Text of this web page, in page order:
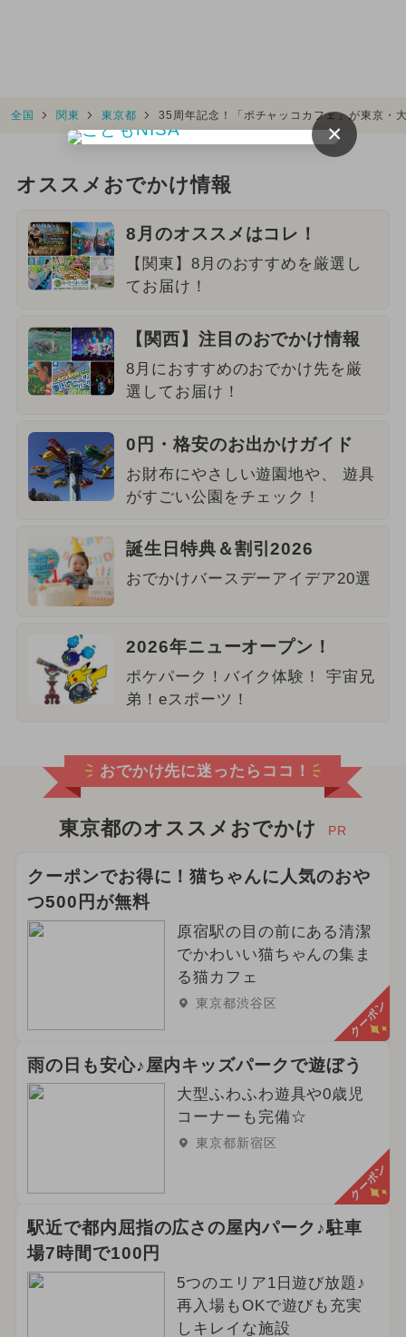
全国 関東 東京都 35周年記念！「ポチャッコカフェ」が東京・
オススメおでかけ情報
8月のオススメはコレ！
【関東】8月のおすすめを厳選し
てお届け！
【関西】注目のおでかけ情報
8月におすすめのおでかけ先を厳
選してお届け！
0円・格安のお出かけガイド
お財布にやさしい遊園地や、 遊具
がすごい公園をチェック！
誕生日特典＆割引2026
おでかけバースデーアイデア20選
2026年ニューオープン！
ポケパーク！バイク体験！ 宇宙兄
弟！eスポーツ！
おでかけ先に迷ったらココ！
東京都のオススメおでかけ PR
クーポンでお得に！猫ちゃんに人気のおや
つ500円が無料
原宿駅の目の前にある清潔
でかわいい猫ちゃんの集ま
る猫カフェ
東京都渋谷区 クーポン
雨の日も安心♪屋内キッズパークで遊ぼう
大型ふわふわ遊具や0歳児
コーナーも完備☆
東京都新宿区
クーポン
駅近で都内屈指の広さの屋内パーク♪駐車
場7時間で100円
5つのエリア1日遊び放題♪
再入場もOKで遊びも充実
しキレイな施設
×